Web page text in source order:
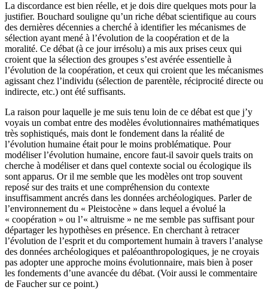
La discordance est bien réelle, et je dois dire quelques mots pour la
justifier. Bouchard souligne qu’un riche débat scientifique au cours
des dernières décennies a cherché à identifier les mécanismes de
sélection ayant mené à l’évolution de la coopération et de la
moralité. Ce débat (à ce jour irrésolu) a mis aux prises ceux qui
croient que la sélection des groupes s’est avérée essentielle à
l’évolution de la coopération, et ceux qui croient que les mécanismes
agissant chez l’individu (sélection de parentèle, réciprocité directe ou
indirecte, etc.) ont été suffisants.
La raison pour laquelle je me suis tenu loin de ce débat est que j’y
voyais un combat entre des modèles évolutionnaires mathématiques
très sophistiqués, mais dont le fondement dans la réalité de
l’évolution humaine était pour le moins problématique. Pour
modéliser l’évolution humaine, encore faut-il savoir quels traits on
cherche à modéliser et dans quel contexte social ou écologique ils
sont apparus. Or il me semble que les modèles ont trop souvent
reposé sur des traits et une compréhension du contexte
insuffisamment ancrés dans les données archéologiques. Parler de
l’environnement du « Pleistocène » dans lequel a évolué la
« coopération » ou l’« altruisme » ne me semble pas suffisant pour
départager les hypothèses en présence. En cherchant à retracer
l’évolution de l’esprit et du comportement humain à travers l’analyse
des données archéologiques et paléoanthropologiques, je ne croyais
pas adopter une approche moins évolutionnaire, mais bien à poser
les fondements d’une avancée du débat. (Voir aussi le commentaire
de Faucher sur ce point.)